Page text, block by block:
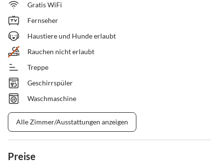
Gratis WiFi
Fernseher
Haustiere und Hunde erlaubt
Rauchen nicht erlaubt
Treppe
Geschirrspüler
Waschmaschine
Alle Zimmer/Ausstattungen anzeigen
Preise